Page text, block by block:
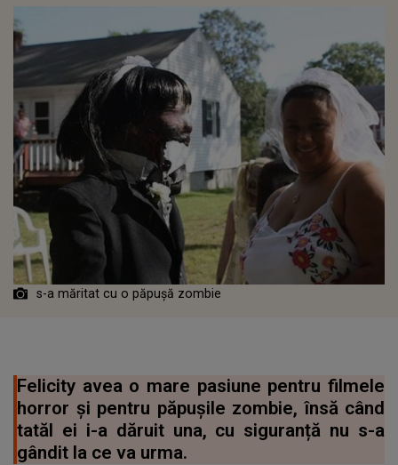
s-a măritat cu o păpușă zombie
Felicity avea o mare pasiune pentru filmele
horror și pentru păpușile zombie, însă când
tatăl ei i-a dăruit una, cu siguranță nu s-a
gândit la ce va urma.